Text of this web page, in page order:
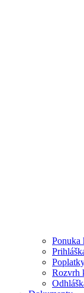
Ponuka
Rozvrh